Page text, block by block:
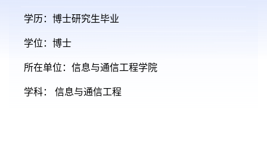
学历：博士研究生毕业
学位：博士
所在单位：信息与通信工程学院
学科： 信息与通信工程